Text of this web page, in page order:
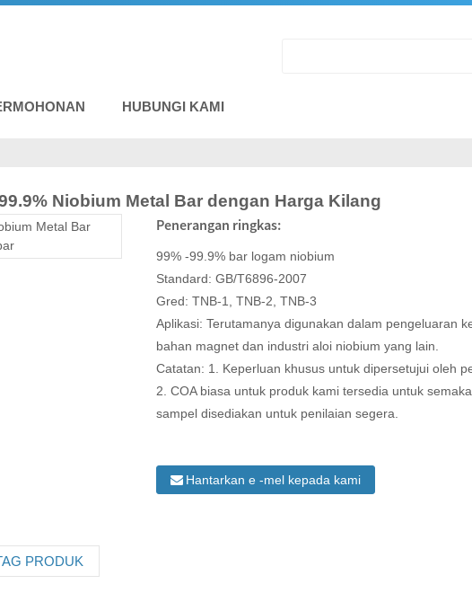
HUBUNGI KAMI
Niobium Metal Bar dengan Harga Kilang
Penerangan ringkas:
99% -99.9% bar logam niobium
Standard: GB/T6896-2007
Gred: TNB-1, TNB-2, TNB-3
Aplikasi: Terutamanya digunakan dalam pengeluaran
bahan magnet dan industri aloi niobium yang lain.
Catatan: 1. Keperluan khusus untuk dipersetujui oleh
2. COA biasa untuk produk kami tersedia untuk
sampel disediakan untuk penilaian segera.
Hantarkan e -mel kepada kami
PRODUK